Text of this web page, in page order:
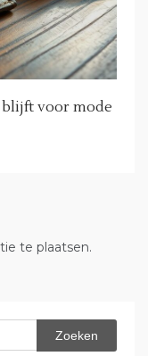
voor mode
te plaatsen.